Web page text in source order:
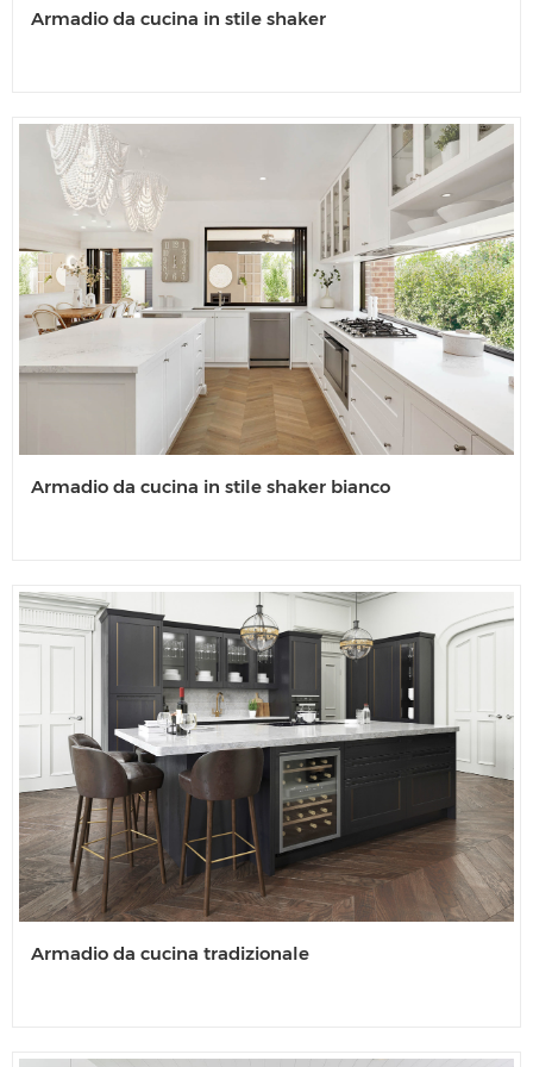
Armadio da cucina in stile shaker
Armadio da cucina in stile shaker bianco
Armadio da cucina tradizionale